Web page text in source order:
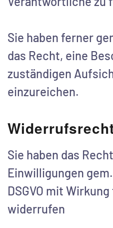
Sie haben ferner
das Recht, eine
zuständigen
einzureichen.
Sie haben das
Einwilligungen
DSGVO mit
widerrufen